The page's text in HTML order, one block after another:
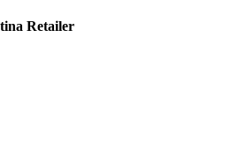
Retailer